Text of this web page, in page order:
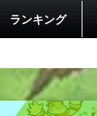
ランキング